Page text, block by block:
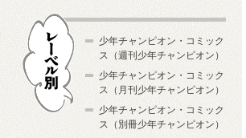
少年チャンピオン・コミック
ス（週刊少年チャンピオン）
少年チャンピオン・コミック
ス（月刊少年チャンピオン）
少年チャンピオン・コミック
ス（別冊少年チャンピオン）